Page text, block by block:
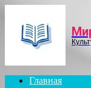
Главная